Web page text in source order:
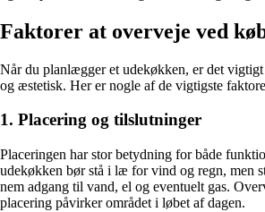
Faktorer at overveje ved
Når du planlægger et udekøkken, er det
og æstetisk. Her er nogle af de vigtigste
1. Placering og tilslutninger
Placeringen har stor betydning for både
udekøkken bør stå i læ for vind og regn, men
nem adgang til vand, el og eventuelt gas.
placering påvirker området i løbet af dagen.